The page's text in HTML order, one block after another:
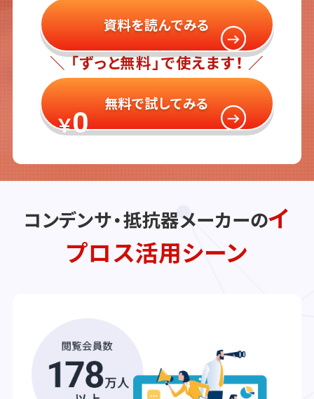
資料を読んでみる
＼ 「ずっと無料」で使えます！ ／
￥0
無料で試してみる
コンデンサ・抵抗器メーカーのイ
プロス活用シーン